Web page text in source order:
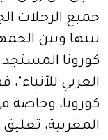
جميع الرحلات
بينها وبين
كورونا
العربي
كورونا، وخاصة
المغربية،